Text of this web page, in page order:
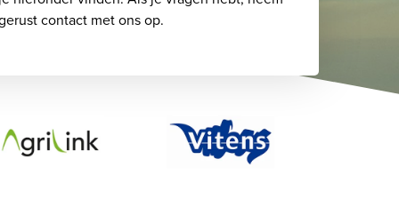
contact met ons op.